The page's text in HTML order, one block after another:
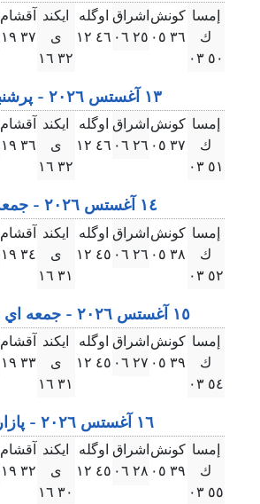
إمسا
ك
٥۰ ۰۳
كونش
۳٦ ۰٥
اشراق
۲٥ ۰٦
اوگله
٤٦ ۱۲
ايكند
ى
۳۲ ۱٦
آقشام
۳٧ ۱٩
۱۳ آغستس ۲۰۲٦ - پرشنبه
إمسا
ك
٥۱ ۰۳
كونش
۳٧ ۰٥
اشراق
۲٦ ۰٦
اوگله
٤٦ ۱۲
ايكند
ى
۳۲ ۱٦
آقشام
۳٦ ۱٩
۱٤ آغستس ۲۰۲٦ - جمعه
إمسا
ك
٥۲ ۰۳
كونش
۳٨ ۰٥
اشراق
۲٦ ۰٦
اوگله
٤٥ ۱۲
ايكند
ى
۳۱ ۱٦
آقشام
۳٤ ۱٩
۱٥ آغستس ۲۰۲٦ - جمعه اي رتسى
إمسا
ك
٥٤ ۰۳
كونش
۳٩ ۰٥
اشراق
۲٧ ۰٦
اوگله
٤٥ ۱۲
ايكند
ى
۳۱ ۱٦
آقشام
۳۳ ۱٩
۱٦ آغستس ۲۰۲٦ - پازار
إمسا
ك
٥٥ ۰۳
كونش
۳٩ ۰٥
اشراق
۲٨ ۰٦
اوگله
٤٥ ۱۲
ايكند
ى
۳۰ ۱٦
آقشام
۳۲ ۱٩